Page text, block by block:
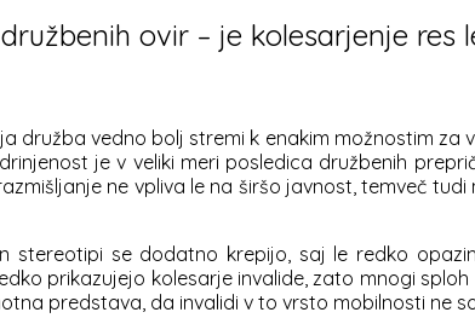
ovir – je kolesarjenje res
družba vedno bolj stremi k enakim možnostim
je v veliki meri posledica družbenih
ne vpliva le na širšo javnost, temveč
stereotipi se dodatno krepijo, saj le redko
prikazujejo kolesarje invalide, zato mnogi
predstava, da invalidi v to vrsto mobilnosti ne